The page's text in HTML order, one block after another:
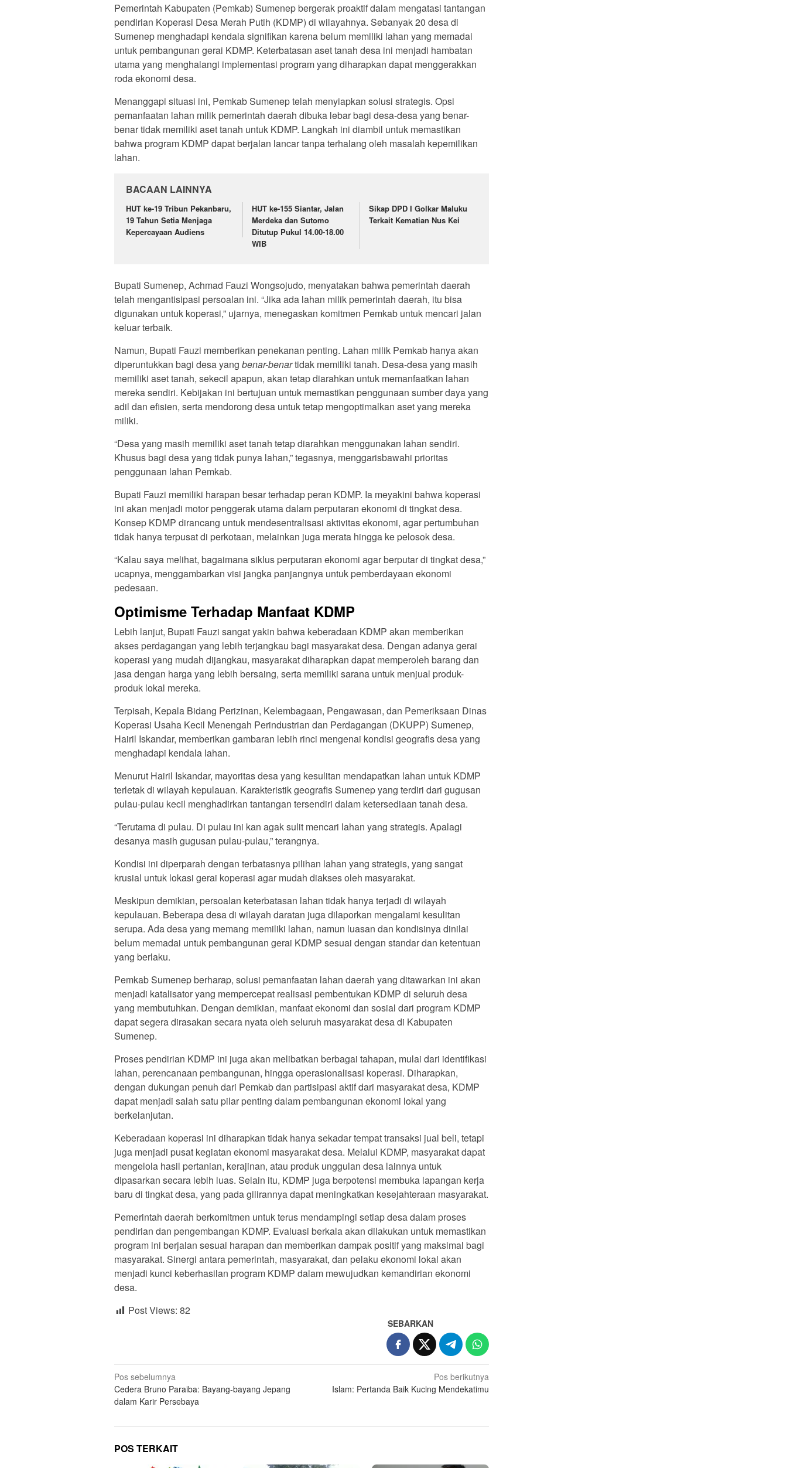
Pemerintah Kabupaten (Pemkab) Sumenep bergerak proaktif dalam mengatasi tantangan
pendirian Koperasi Desa Merah Putih (KDMP) di wilayahnya. Sebanyak 20 desa di
Sumenep menghadapi kendala signifikan karena belum memiliki lahan yang memadai
untuk pembangunan gerai KDMP. Keterbatasan aset tanah desa ini menjadi hambatan
utama yang menghalangi implementasi program yang diharapkan dapat menggerakkan
roda ekonomi desa.
Menanggapi situasi ini, Pemkab Sumenep telah menyiapkan solusi strategis. Opsi
pemanfaatan lahan milik pemerintah daerah dibuka lebar bagi desa-desa yang benar-
benar tidak memiliki aset tanah untuk KDMP. Langkah ini diambil untuk memastikan
bahwa program KDMP dapat berjalan lancar tanpa terhalang oleh masalah kepemilikan
lahan.
BACAAN LAINNYA
HUT ke-19 Tribun Pekanbaru,
19 Tahun Setia Menjaga
Kepercayaan Audiens
HUT ke-155 Siantar, Jalan
Merdeka dan Sutomo
Ditutup Pukul 14.00-18.00
WIB
Sikap DPD I Golkar Maluku
Terkait Kematian Nus Kei
Bupati Sumenep, Achmad Fauzi Wongsojudo, menyatakan bahwa pemerintah daerah
telah mengantisipasi persoalan ini. “Jika ada lahan milik pemerintah daerah, itu bisa
digunakan untuk koperasi,” ujarnya, menegaskan komitmen Pemkab untuk mencari jalan
keluar terbaik.
Namun, Bupati Fauzi memberikan penekanan penting. Lahan milik Pemkab hanya akan
diperuntukkan bagi desa yang benar-benartidak memiliki tanah. Desa-desa yang masih
memiliki aset tanah, sekecil apapun, akan tetap diarahkan untuk memanfaatkan lahan
mereka sendiri. Kebijakan ini bertujuan untuk memastikan penggunaan sumber daya yang
adil dan efisien, serta mendorong desa untuk tetap mengoptimalkan aset yang mereka
miliki.
“Desa yang masih memiliki aset tanah tetap diarahkan menggunakan lahan sendiri.
Khusus bagi desa yang tidak punya lahan,” tegasnya, menggarisbawahi prioritas
penggunaan lahan Pemkab.
Bupati Fauzi memiliki harapan besar terhadap peran KDMP. Ia meyakini bahwa koperasi
ini akan menjadi motor penggerak utama dalam perputaran ekonomi di tingkat desa.
Konsep KDMP dirancang untuk mendesentralisasi aktivitas ekonomi, agar pertumbuhan
tidak hanya terpusat di perkotaan, melainkan juga merata hingga ke pelosok desa.
“Kalau saya melihat, bagaimana siklus perputaran ekonomi agar berputar di tingkat desa,”
ucapnya, menggambarkan visi jangka panjangnya untuk pemberdayaan ekonomi
pedesaan.
Optimisme Terhadap Manfaat KDMP
Lebih lanjut, Bupati Fauzi sangat yakin bahwa keberadaan KDMP akan memberikan
akses perdagangan yang lebih terjangkau bagi masyarakat desa. Dengan adanya gerai
koperasi yang mudah dijangkau, masyarakat diharapkan dapat memperoleh barang dan
jasa dengan harga yang lebih bersaing, serta memiliki sarana untuk menjual produk-
produk lokal mereka.
Terpisah, Kepala Bidang Perizinan, Kelembagaan, Pengawasan, dan Pemeriksaan Dinas
Koperasi Usaha Kecil Menengah Perindustrian dan Perdagangan (DKUPP) Sumenep,
Hairil Iskandar, memberikan gambaran lebih rinci mengenai kondisi geografis desa yang
menghadapi kendala lahan.
Menurut Hairil Iskandar, mayoritas desa yang kesulitan mendapatkan lahan untuk KDMP
terletak di wilayah kepulauan. Karakteristik geografis Sumenep yang terdiri dari gugusan
pulau-pulau kecil menghadirkan tantangan tersendiri dalam ketersediaan tanah desa.
“Terutama di pulau. Di pulau ini kan agak sulit mencari lahan yang strategis. Apalagi
desanya masih gugusan pulau-pulau,” terangnya.
Kondisi ini diperparah dengan terbatasnya pilihan lahan yang strategis, yang sangat
krusial untuk lokasi gerai koperasi agar mudah diakses oleh masyarakat.
Meskipun demikian, persoalan keterbatasan lahan tidak hanya terjadi di wilayah
kepulauan. Beberapa desa di wilayah daratan juga dilaporkan mengalami kesulitan
serupa. Ada desa yang memang memiliki lahan, namun luasan dan kondisinya dinilai
belum memadai untuk pembangunan gerai KDMP sesuai dengan standar dan ketentuan
yang berlaku.
Pemkab Sumenep berharap, solusi pemanfaatan lahan daerah yang ditawarkan ini akan
menjadi katalisator yang mempercepat realisasi pembentukan KDMP di seluruh desa
yang membutuhkan. Dengan demikian, manfaat ekonomi dan sosial dari program KDMP
dapat segera dirasakan secara nyata oleh seluruh masyarakat desa di Kabupaten
Sumenep.
Proses pendirian KDMP ini juga akan melibatkan berbagai tahapan, mulai dari identifikasi
lahan, perencanaan pembangunan, hingga operasionalisasi koperasi. Diharapkan,
dengan dukungan penuh dari Pemkab dan partisipasi aktif dari masyarakat desa, KDMP
dapat menjadi salah satu pilar penting dalam pembangunan ekonomi lokal yang
berkelanjutan.
Keberadaan koperasi ini diharapkan tidak hanya sekadar tempat transaksi jual beli, tetapi
juga menjadi pusat kegiatan ekonomi masyarakat desa. Melalui KDMP, masyarakat dapat
mengelola hasil pertanian, kerajinan, atau produk unggulan desa lainnya untuk
dipasarkan secara lebih luas. Selain itu, KDMP juga berpotensi membuka lapangan kerja
baru di tingkat desa, yang pada gilirannya dapat meningkatkan kesejahteraan masyarakat.
Pemerintah daerah berkomitmen untuk terus mendampingi setiap desa dalam proses
pendirian dan pengembangan KDMP. Evaluasi berkala akan dilakukan untuk memastikan
program ini berjalan sesuai harapan dan memberikan dampak positif yang maksimal bagi
masyarakat. Sinergi antara pemerintah, masyarakat, dan pelaku ekonomi lokal akan
menjadi kunci keberhasilan program KDMP dalam mewujudkan kemandirian ekonomi
desa.
Post Views: 82
SEBARKAN
Navigasi
pos
Pos sebelumnya
Cedera Bruno Paraiba: Bayang-bayang Jepang
dalam Karir Persebaya
Pos berikutnya
Islam: Pertanda Baik Kucing Mendekatimu
POS TERKAIT